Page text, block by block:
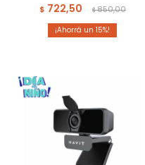
$ 722,50 $850,00
15